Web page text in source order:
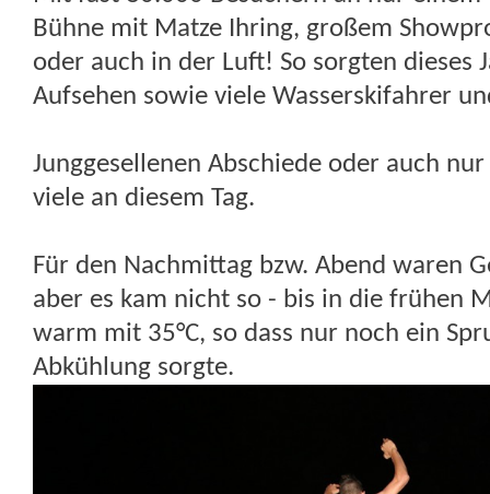
Bühne mit Matze Ihring, großem
oder auch in der Luft! So sorgten dieses
Aufsehen sowie viele Wasserskifahrer
Junggesellenen Abschiede oder auch
viele an diesem Tag.
Für den Nachmittag bzw. Abend waren
aber es kam nicht so - bis in die frühen
warm mit 35°C, so dass nur noch ein
Abkühlung sorgte.